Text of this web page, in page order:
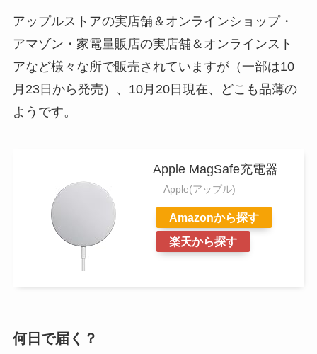
アップルストアの実店舗＆オンラインショップ・
アマゾン・家電量販店の実店舗＆オンラインスト
アなど様々な所で販売されていますが（一部は10
月23日から発売）、10月20日現在、どこも品薄の
ようです。
Apple MagSafe充電器
Apple(アップル)
Amazonから探す
楽天から探す
何日で届く？